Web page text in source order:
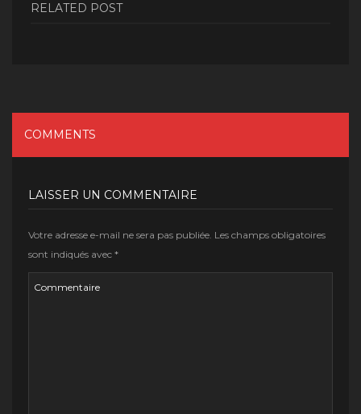
RELATED POST
COMMENTS
LAISSER UN COMMENTAIRE
Votre adresse e-mail ne sera pas publiée. Les champs obligatoires
sont indiqués avec *